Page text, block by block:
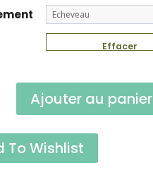
Effacer
Ajouter au panier
To Wishlist